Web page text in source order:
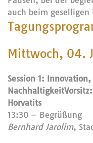
auch beim geselligen
Mittwoch, 04.
Session 1:
Nachhaltigkeit
Horvatits
13:30 – Begrüßung
Bernhard Jarolim,